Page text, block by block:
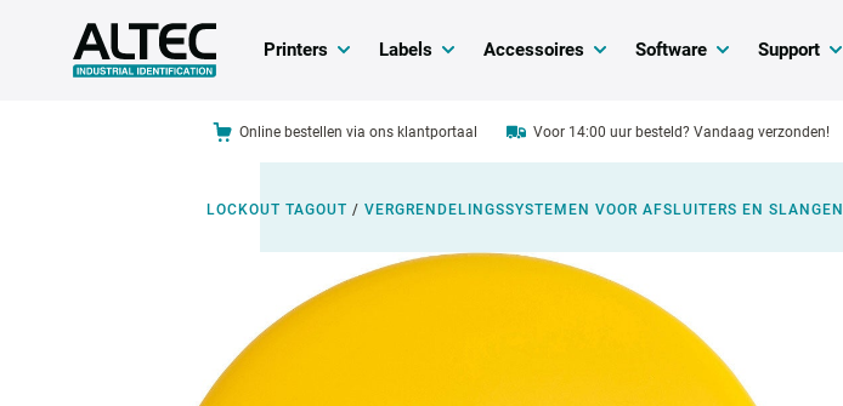
Printers Labels Accessoires Software Support
Online bestellen via ons klantportaal Voor 14:00 uur besteld? Vandaag verzonden!
LOCKOUT TAGOUT / VERGRENDELINGSSYSTEMEN VOOR AFSLUITERS EN SLANGEN